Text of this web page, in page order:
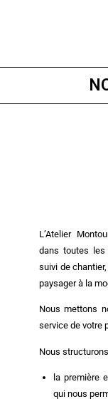
L’Atelier
dans toutes les
suivi de
paysager à la
Nous mettons
service de votre
Nous
la première
qui nous